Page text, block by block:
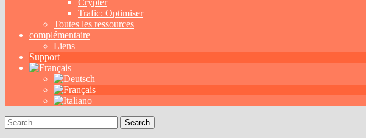
Crypter
Trafic: Optimiser
Toutes les ressources
complémentaire
Liens
Support
Search
for: